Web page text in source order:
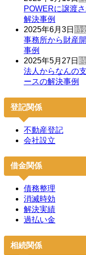
POWERに譲渡
解決事例
2025年6月3日 時
事務所から財産
事例
2025年5月27日
法人からなんの
ースの解決事例
登記関係
不動産登記
会社設立
借金関係
債務整理
消滅時効
解決実績
過払い金
相続関係